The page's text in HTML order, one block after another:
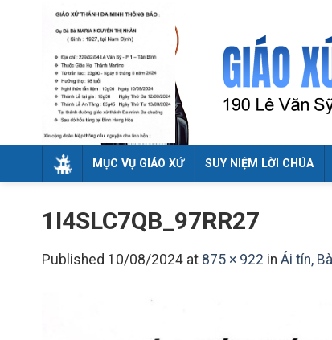
MỤC VỤ GIÁO XỨ SUY NIỆM LỜI CHÚA
1I4SLC7QB_97RR27
Published 10/08/2024 at 875 × 922 in Ái tín,